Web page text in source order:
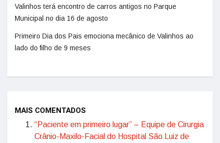
Valinhos terá encontro de carros antigos no Parque
Municipal no dia 16 de agosto
Primeiro Dia dos Pais emociona mecânico de Valinhos ao
lado do filho de 9 meses
MAIS COMENTADOS
“Paciente em primeiro lugar” – Equipe de Cirurgia
Crânio-Maxilo-Facial do Hospital São Luiz de